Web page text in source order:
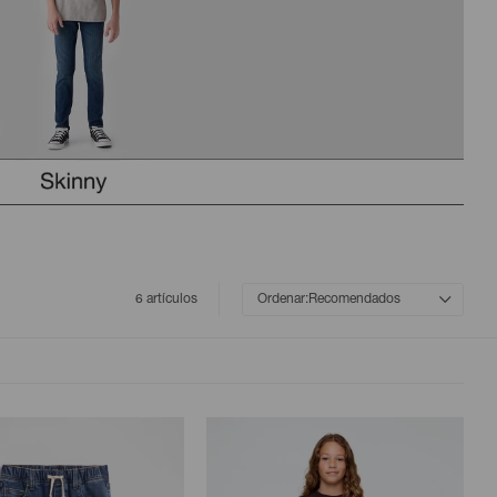
6 artículos Recomendados